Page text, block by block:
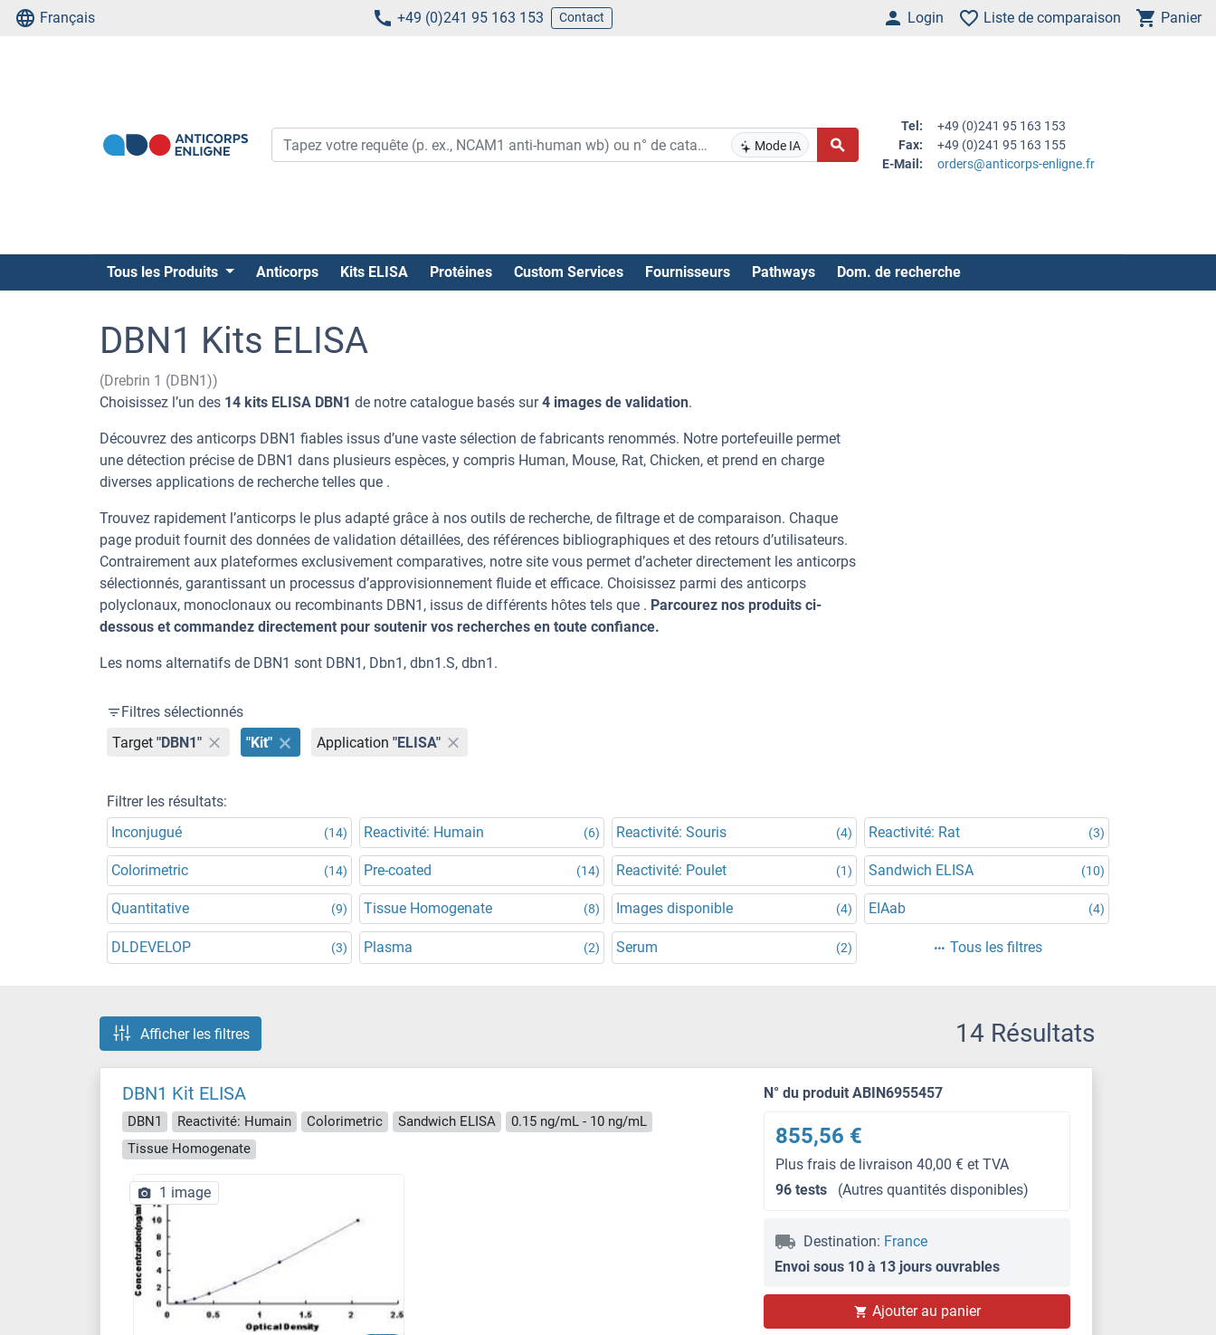
Français +49 (0)241 95 163 153 Contact Login Liste de comparaison Panier
Mode IA
Tel:
+49 (0)241 95 163 153
Fax:
+49 (0)241 95 163 155
E-Mail:
orders@anticorps-enligne.fr
Tous les Produits Anticorps Kits ELISA Protéines Custom Services Fournisseurs Pathways Dom. de recherche
DBN1 Kits ELISA
(Drebrin 1 (DBN1))
Choisissez l’un des 14 kits ELISA DBN1 de notre catalogue basés sur4 images de validation.
Découvrez des anticorps DBN1 fiables issus d’une vaste sélection de fabricants renommés. Notre portefeuille permet
une détection précise de DBN1 dans plusieurs espèces, y compris Human, Mouse, Rat, Chicken, et prend en charge
diverses applications de recherche telles que .
Trouvez rapidement l’anticorps le plus adapté grâce à nos outils de recherche, de filtrage et de comparaison. Chaque
page produit fournit des données de validation détaillées, des références bibliographiques et des retours d’utilisateurs.
Contrairement aux plateformes exclusivement comparatives, notre site vous permet d’acheter directement les anticorps
sélectionnés, garantissant un processus d’approvisionnement fluide et efficace. Choisissez parmi des anticorps
polyclonaux, monoclonaux ou recombinants DBN1, issus de différents hôtes tels que . Parcourez nos produits ci-
dessous et commandez directement pour soutenir vos recherches en toute confiance.
Les noms alternatifs de DBN1 sont DBN1, Dbn1, dbn1.S, dbn1.
Filtres sélectionnés
Target "DBN1" "Kit" Application "ELISA"
Filtrer les résultats:
Inconjugué
(14) Reactivité: Humain (6) Reactivité: Souris (4) Reactivité: Rat (3)
Colorimetric (14) Pre-coated (14) Reactivité: Poulet (1) Sandwich ELISA (10)
Quantitative (9) Tissue Homogenate (8) Images disponible (4) EIAab (4)
DLDEVELOP (3) Plasma (2) Serum (2) Tous les filtres
Afficher les filtres 14 Résultats
DBN1 Kit ELISA
DBN1 Reactivité: Humain Colorimetric Sandwich ELISA
0.15 ng/mL - 10 ng/mL
Tissue Homogenate
1 image
N° du produit ABIN6955457
855,56 €
Plus frais de livraison 40,00 € et TVA
96 tests
(Autres quantités disponibles)
Destination: France
Envoi sous 10 à 13 jours ouvrables
Ajouter au panier